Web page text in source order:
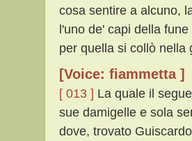
cosa sentire a alcuno,
l'uno de' capi della
per quella si collò nella
[Voice: fiammetta ]
[ 013 ] La quale il
sue damigelle e sola
dove, trovato